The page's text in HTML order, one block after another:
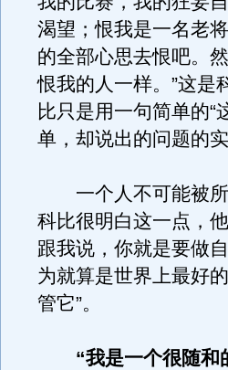
渴望；恨我是一名老
的全部心思去恨吧。
恨我的人一样。”这是
比只是用一句简单的“
单，却说出的问题的实
一个人不可能被所
科比很明白这一点，
跟我说，你就是要做
为就算是世界上最好
管它”。
“我是一个很随和